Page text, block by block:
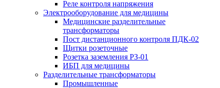
Реле контроля напряжения
Электрооборудование для медицины
Медицинские разделительные
трансформаторы
Пост дистанционного контроля ПДК-02
Щитки розеточные
Розетка заземления РЗ-01
ИБП для медицины
Разделительные трансформаторы
Промышленные